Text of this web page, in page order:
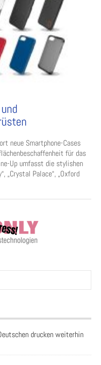
neue Smartphone-Cases
für das
Up umfasst die stylishen
„Crystal Palace“, „Oxford
drucken weiterhin